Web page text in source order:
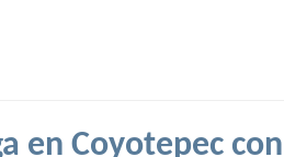
en Coyotepec